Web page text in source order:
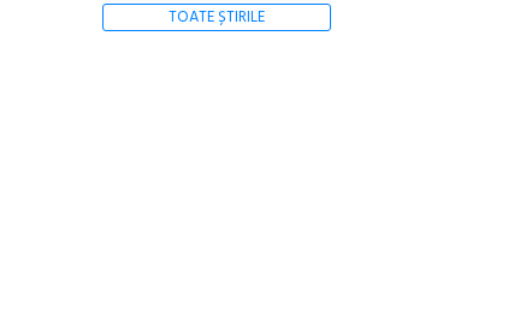
TOATE ȘTIRILE